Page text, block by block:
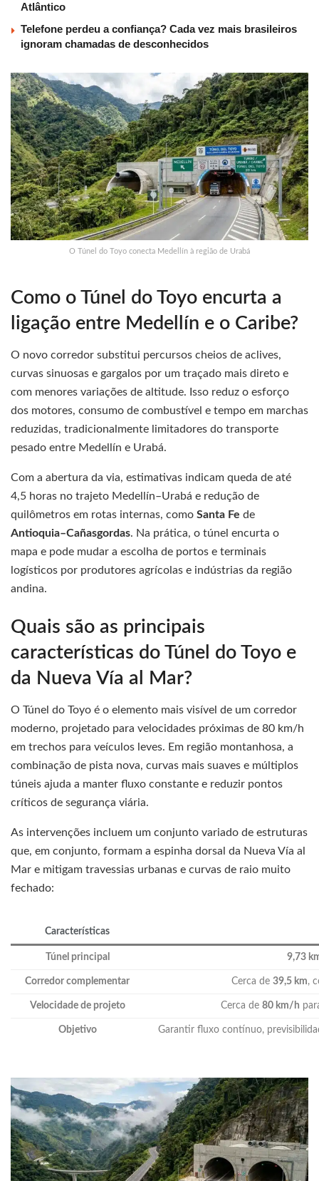
Atlântico
Telefone perdeu a confiança? Cada vez mais brasileiros
ignoram chamadas de desconhecidos
O Túnel do Toyo conecta Medellín à região de Urabá
Como o Túnel do Toyo encurta a
ligação entre Medellín e o Caribe?
O novo corredor substitui percursos cheios de aclives,
curvas sinuosas e gargalos por um traçado mais direto e
com menores variações de altitude. Isso reduz o esforço
dos motores, consumo de combustível e tempo em marchas
reduzidas, tradicionalmente limitadores do transporte
pesado entre Medellín e Urabá.
Com a abertura da via, estimativas indicam queda de até
4,5 horas no trajeto Medellín–Urabá e redução de
quilômetros em rotas internas, como Santa Fe de
Antioquia–Cañasgordas. Na prática, o túnel encurta o
mapa e pode mudar a escolha de portos e terminais
logísticos por produtores agrícolas e indústrias da região
andina.
Quais são as principais
características do Túnel do Toyo e
da Nueva Vía al Mar?
O Túnel do Toyo é o elemento mais visível de um corredor
moderno, projetado para velocidades próximas de 80 km/h
em trechos para veículos leves. Em região montanhosa, a
combinação de pista nova, curvas mais suaves e múltiplos
túneis ajuda a manter fluxo constante e reduzir pontos
críticos de segurança viária.
As intervenções incluem um conjunto variado de estruturas
que, em conjunto, formam a espinha dorsal da Nueva Vía al
Mar e mitigam travessias urbanas e curvas de raio muito
fechado:
Características
Túnel principal 9,73
Corredor complementar Cerca de 39,5 km,
Velocidade de projeto Cerca de 80 km/h
Objetivo Garantir fluxo contínuo,